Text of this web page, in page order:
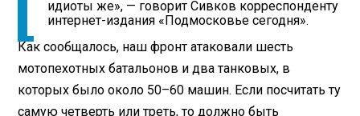
идиоты же», — говорит Сивков корреспонденту
интернет-издания «Подмосковье сегодня».
Как сообщалось, наш фронт атаковали шесть
мотопехотных батальонов и два танковых, в
которых было около 50–60 машин. Если посчитать ту
самую четверть или треть, то должно быть